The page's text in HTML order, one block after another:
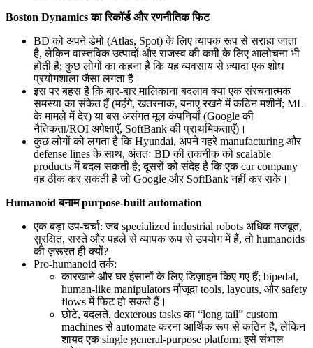
Boston Dynamics का रिकॉर्ड और रणनीतिक फिट
BD को अपने डेमो (Atlas, Spot) के लिए व्यापक रूप से सराहा जाता
है, लेकिन वास्तविक उत्पादों और राजस्व की कमी के लिए आलोचना भी
होती है; कुछ लोगों का कहना है कि यह व्यवसाय से ज़्यादा एक शोध
प्रयोगशाला जैसा लगता है।
इस पर बहस है कि बार-बार मालिकाना बदलाव क्या एक संरचनात्मक
समस्या का संकेत हैं (महंगे, खतरनाक, बनाए रखने में कठिन मशीनें; ML
के मामले में देर) या बस असंगत मूल कंपनियाँ (Google की
नैतिकता/ROI अपेक्षाएँ, SoftBank की प्राथमिकताएँ)।
कुछ लोगों को लगता है कि Hyundai, अपने गहरे manufacturing और
defense lines के साथ, अंततः BD की तकनीक को scalable
products में बदल सकती है; दूसरों को संदेह है कि एक car company
वह ठीक कर सकती है जो Google और SoftBank नहीं कर सके।
Humanoid बनाम purpose-built automation
एक बड़ा उप-चर्चा: जब specialized industrial robots अधिक मजबूत,
सुरक्षित, सस्ते और पहले से व्यापक रूप से उपयोग में हैं, तो humanoids
की ज़रूरत ही क्यों?
Pro-humanoid तर्क:
कारखाने और घर इंसानों के लिए डिज़ाइन किए गए हैं; bipedal,
human-like manipulators मौजूदा tools, layouts, और safety
flows में फिट हो सकते हैं।
छोटे, बदलते, dexterous tasks का “long tail” custom
machines से automate करना आर्थिक रूप से कठिन है, लेकिन
शायद एक single general-purpose platform इसे संभाल